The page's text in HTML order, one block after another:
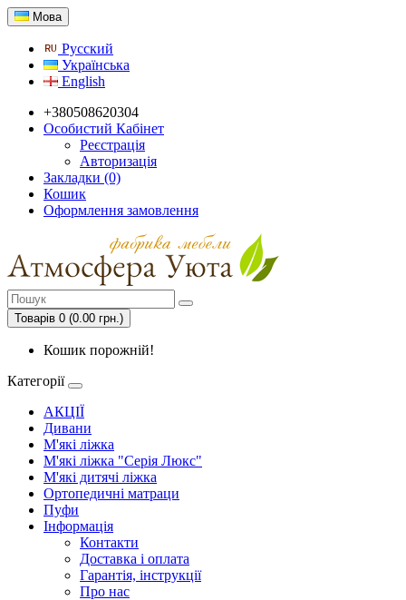
Мова
Русский
Українська
English
+380508620304
Особистий Кабінет
Реєстрація
Авторизація
Закладки (0)
Кошик
Оформлення замовлення
Товарів 0 (0.00 грн.)
Кошик порожній!
Категорії
АКЦІЇ
Дивани
М'які ліжка
М'які ліжка "Серія Люкс"
М'які дитячі ліжка
Ортопедичні матраци
Пуфи
Інформація
Контакти
Доставка і оплата
Гарантія, інструкції
Про нас